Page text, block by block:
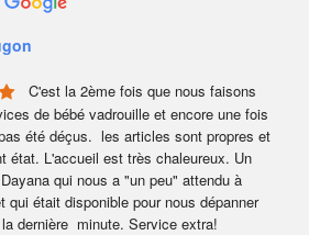
C'est la 2ème fois que nous faisons
de bébé vadrouille et encore une fois
été déçus.  les articles sont propres et
état. L'accueil est très chaleureux. Un
qui nous a "un peu" attendu à
qui était disponible pour nous dépanner
dernière  minute. Service extra!